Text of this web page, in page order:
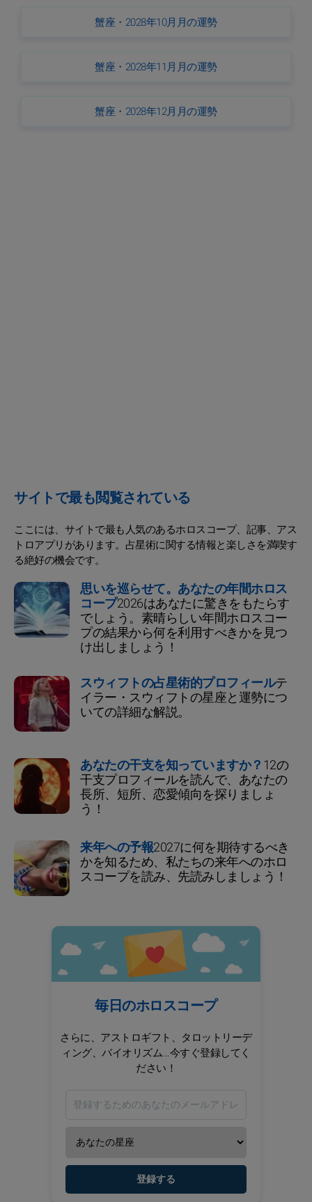
蟹座・2028年10月月の運勢
蟹座・2028年11月月の運勢
蟹座・2028年12月月の運勢
サイトで最も閲覧されている
ここには、サイトで最も人気のあるホロスコープ、記事、アス
トロアプリがあります。占星術に関する情報と楽しさを満喫す
る絶好の機会です。
思いを巡らせて。あなたの年間ホロス
コープ2026はあなたに驚きをもたらす
でしょう。素晴らしい年間ホロスコー
プの結果から何を利用すべきかを見つ
け出しましょう！
スウィフトの占星術的プロフィールテ
イラー・スウィフトの星座と運勢につ
いての詳細な解説。
あなたの干支を知っていますか？12の
干支プロフィールを読んで、あなたの
長所、短所、恋愛傾向を探りましょ
う！
来年への予報2027に何を期待するべき
かを知るため、私たちの来年へのホロ
スコープを読み、先読みしましょう！
毎日のホロスコープ
さらに、アストロギフト、タロットリーデ
ィング、バイオリズム...今すぐ登録してく
ださい！
登録する